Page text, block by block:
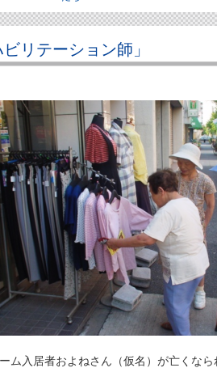
リテーション師」
ム入居者およねさん（仮名）が亡くなら